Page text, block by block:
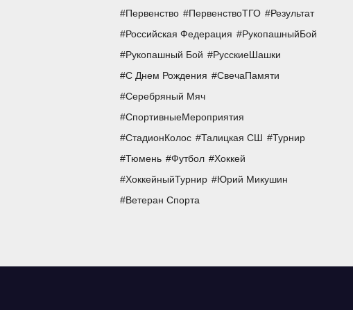
Первенство
ПервенствоТГО
Результат
Российская Федерация
РукопашныйБой
Рукопашный Бой
РусскиеШашки
С Днем Рождения
СвечаПамяти
Серебряный Мяч
СпортивныеМероприятия
СтадионКолос
Талицкая СШ
Турнир
Тюмень
Футбол
Хоккей
ХоккейныйТурнир
Юрий Микушин
Ветеран Спорта